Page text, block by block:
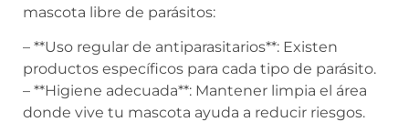
mascota libre de parásitos:
– **Uso regular de antiparasitarios**: Existen
productos específicos para cada tipo de parásito.
– **Higiene adecuada**: Mantener limpia el área
donde vive tu mascota ayuda a reducir riesgos.